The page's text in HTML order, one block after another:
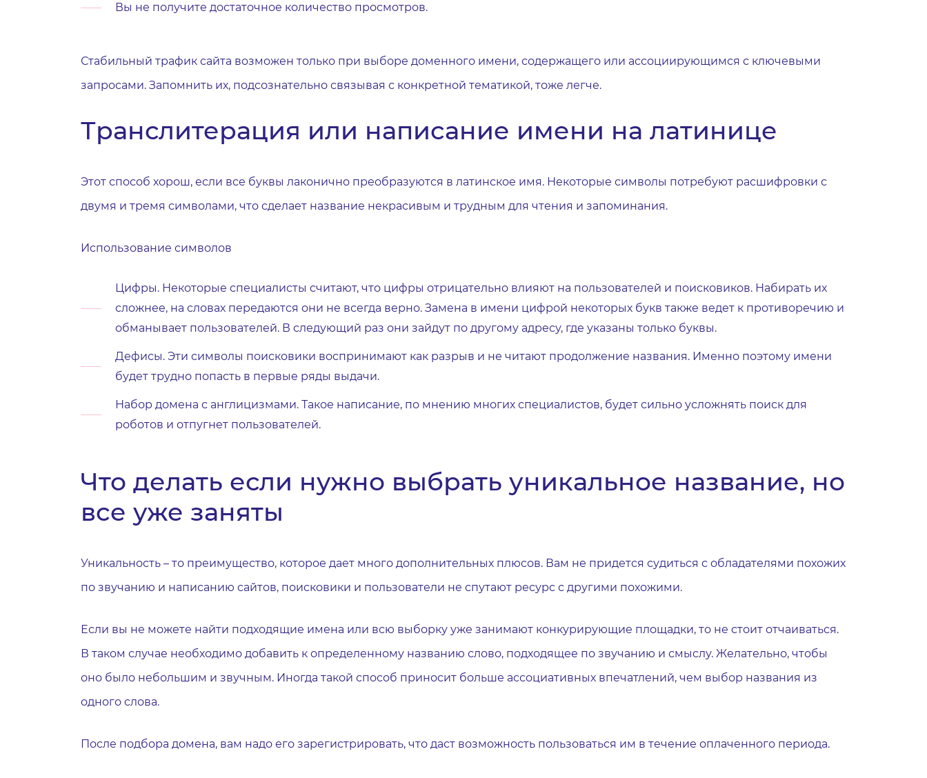
Вы не получите достаточное количество просмотров.
Стабильный трафик сайта возможен только при выборе доменного имени, содержащего или ассоциирующимся с ключевыми
запросами. Запомнить их, подсознательно связывая с конкретной тематикой, тоже легче.
Транслитерация или написание имени на латинице
Этот способ хорош, если все буквы лаконично преобразуются в латинское имя. Некоторые символы потребуют расшифровки с
двумя и тремя символами, что сделает название некрасивым и трудным для чтения и запоминания.
Использование символов
Цифры. Некоторые специалисты считают, что цифры отрицательно влияют на пользователей и поисковиков. Набирать их
сложнее, на словах передаются они не всегда верно. Замена в имени цифрой некоторых букв также ведет к противоречию и
обманывает пользователей. В следующий раз они зайдут по другому адресу, где указаны только буквы.
Дефисы. Эти символы поисковики воспринимают как разрыв и не читают продолжение названия. Именно поэтому имени
будет трудно попасть в первые ряды выдачи.
Набор домена с англицизмами. Такое написание, по мнению многих специалистов, будет сильно усложнять поиск для
роботов и отпугнет пользователей.
Что делать если нужно выбрать уникальное название, но
все уже заняты
Уникальность – то преимущество, которое дает много дополнительных плюсов. Вам не придется судиться с обладателями похожих
по звучанию и написанию сайтов, поисковики и пользователи не спутают ресурс с другими похожими.
Если вы не можете найти подходящие имена или всю выборку уже занимают конкурирующие площадки, то не стоит отчаиваться.
В таком случае необходимо добавить к определенному названию слово, подходящее по звучанию и смыслу. Желательно, чтобы
оно было небольшим и звучным. Иногда такой способ приносит больше ассоциативных впечатлений, чем выбор названия из
одного слова.
После подбора домена, вам надо его зарегистрировать, что даст возможность пользоваться им в течение оплаченного периода.